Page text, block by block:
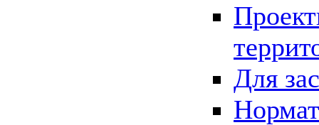
Для